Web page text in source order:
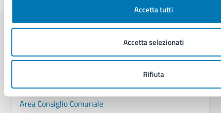
Accetta tutti
Accetta selezionati
Rifiuta
Contenuti correlati
Area Consiglio Comunale